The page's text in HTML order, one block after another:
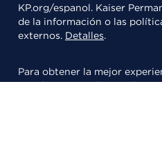
KP.org/espanol. Kaiser
de la información o las
externos. Detalles.
Para obtener la mejor
Acrobat
para leer archivos